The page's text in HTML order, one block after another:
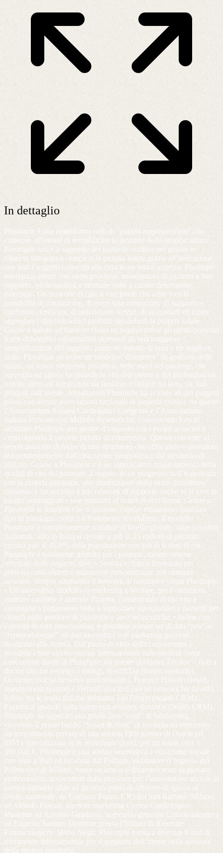
In dettaglio
Plusimple è una piattaforma web di “patient empowerment” che
consente all’utente di semplificare la gestione della propria salute.
Plusimple nasce a supporto del paziente cronico per gestire in
maniera integrata e completa la propria salute grazie all’interazione
con tutti i soggetti coinvolti alla cura in un unico accesso. Plusimple
interfaccia utenti con stessi problemi, associazioni di pazienti a loro
supporto, professionisti e strutture volte a curare determinate
patologie. Un network di cura a vari livelli che offre loro la
possibilità di comunicare, di avere una community di supporto e
confronto certificata, di individuare servizi, di acquistarli ed infine
aggregare i dati biometrici prodotti riguardanti la propria salute.
Grazie a queste architetture cloud ed organizzative gli utenti possono
fruire di benefici esponenziali derivanti da una maggiore
semplificazione del rapporto paziente-indotto di cura e un migliore
aiuto. Plusimple propone un modello “disruptive” di gestione della
salute, un unico strumento proattivo, nelle mani del paziente, che
sorveglia ed agisce facilitando la vita dell’utente e del professionista
tramite alerts ed integrando sia funzioni contigue tra loro, sia dati
prodotti dall’utente. Attualmente Plusimple ha avviato alcuni progetti
pilota con alcune associazioni nazionali di pazienti cronici, tra queste
l’Associazione Italiana Cardiopatici Congeniti e l’Associazione
Italiana Persone con Malattie Reumatiche, consentendo loro di
utilizzare Plusimple per gestire il rapporto con i propri associati e
coinvolgendo il proprio indotto di riferimento. Questo consente ai
propri associati di fruire di uno strumento che offra aiuto e attenzioni
indipendentemente dall’ubicazione geografica o dal momento di
utilizzo. Grazie a Plusimple c’è un significativo miglioramento della
qualità di vita del paziente, a seguito di un progresso dell’esperienza
con la propria patologia, una diminuzione dello stress quotidiano
connesso e un accesso a tale network di supporto anche se si vive in
luoghi svantaggiati e non prossimi ai centri di eccellenza. Grazie a
Plusimple le funzioni che si possono coprire riguardano qualsiasi
tipo di patologia cronica o fortemente invalidante; Il modello
Plusimple è completamente scalabile al livello globale, oltre i confini
nazionali, solo in Italia si rivolge a più di 25 milioni di pazienti
cronici pari al 45,6% della popolazione con più di 6 anni di età.
Plusimple è totalmente gratuito per i pazienti, mentre ottiene
revenues dalle seguenti divi: • Servizi in forma freemium per
professionisti addetti e attivazioni personalizzate per strutture
sanitarie, sempre sfruttando il network di funzioni e utenti Plusimple.
• Un innovativo modello di marketing e welfare, per Fondazioni,
strutture sanitarie e aziende Pharma, consentendo di dar vita a
campagne a pagamento volte a supportare associazioni e pazienti per
aiutarli nella gestione di patologie e aree terapeutiche. • Infine con
l’attività di data provisioning, è possibile fornire set di dati “raw” o
“report elaborati”, di dati biometrici o di marketing generati
finalizzati alla ricerca. Dal punto di vista della concorrenza è
possibile citare alcune startup internazionali individuabili come
concorrenti diretti di Plusimple; tra queste abbiamo: Zocdoc – find a
doctor (doctor reviews e rating), HealthTap (forum sanitario),
Doximity (social network professionale), Practice Fusion (Health
management system) e HelathUnlocked (social network for health).
Infine, tra le realtà italiane abbiamo TuoTempo (health CRM),
Pazienti.it (portale sulla salute con e-store), dottori.it (health CRM).
Plusimple ha superato una prima fase “seed” di fundraising,
vincendo il primo bando “Smart & Start” di Invitalia ed ottenendo
un investimento privato di una società PMI partner di Oracle ed
IBM e specializzata nelle tecnologie cloud, per un totale oltre i
350.000 €. Plusimple è una startup innovativa a vocazione sociale
con sede a Bari ed incubata dal Polihub, incubatore d’impresa del
Politecnico di Milano, vanta un ampio e dinamico team di giovani
professionisti, accomunati dalla passione per l’innovazione sociale in
campo sanitario oltre ad un ricco panel di advisors di spicco al
livello nazionale, da Giuliano Pozza, CIO del San Raffaele Milano,
ad Alfredo Pascali, direttore marketing Centro Cardiologico
Monzino ad Antonio Gaudioso, segretario generale Cittadinanzattiva
ad Eugenio Santoro Direttore presso l’Istituto di Ricerche
Farmacologiche Mario Negri. Plusimple punta a divenire il tool di
riferimento internazionale per il supporto dell’utente nella gestione
della propria patologia.